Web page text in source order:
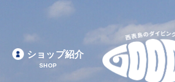
ショップ紹介
SHOP